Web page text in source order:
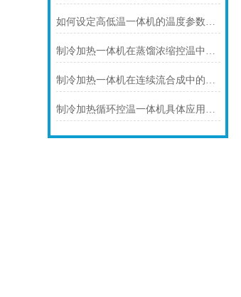
如何设定高低温一体机的温度参数以提升准确性
制冷加热一体机在蒸馏浓缩控温中的核心应用
制冷加热一体机在连续流合成中的连续化控温应用
制冷加热循环控温一体机具体应用场景及技术解析